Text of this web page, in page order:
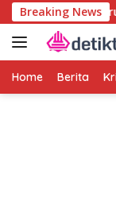
Langsung
ke
konten
Breaking News
Kasus Korupsi
Home Berita